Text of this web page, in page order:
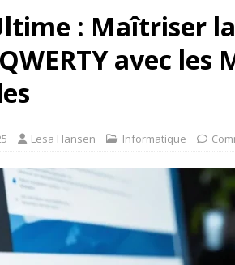
: Maîtriser
avec les
Lesa Hansen Informatique